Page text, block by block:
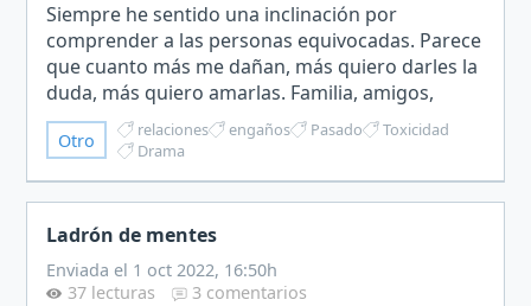
Siempre he sentido una inclinación por
comprender a las personas equivocadas. Parece
que cuanto más me dañan, más quiero darles la
duda, más quiero amarlas. Familia, amigos,
pareja… siempre me rodeaba de personas
hambrientas de mí que querían…
Otro relaciones engaños Pasado
Toxicidad
Drama
Ladrón de mentes
Enviada el 1 oct 2022, 16:50h
37 lecturas
3 comentarios